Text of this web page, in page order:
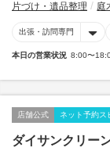
片づけ・遺品整理 庭
出張・訪問専門
本日の営業状況 8:00〜
店舗公式 ネット予約ス
ダイサンクリー